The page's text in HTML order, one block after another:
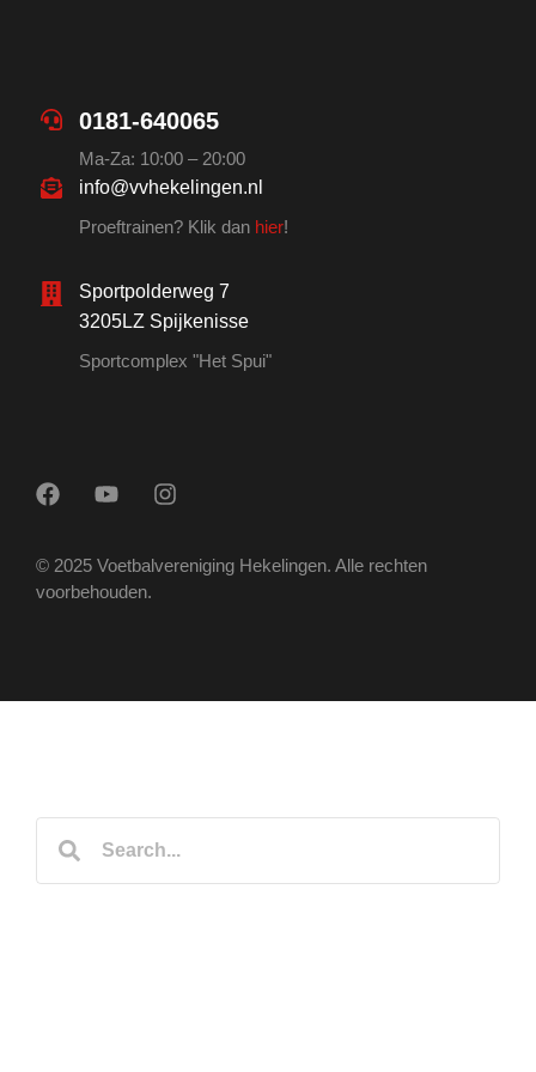
0181-640065
Ma-Za: 10:00 – 20:00
info@vvhekelingen.nl
Proeftrainen? Klik dan hier!
Sportpolderweg 7
3205LZ Spijkenisse
Sportcomplex "Het Spui"
© 2025 Voetbalvereniging Hekelingen. Alle rechten
voorbehouden.